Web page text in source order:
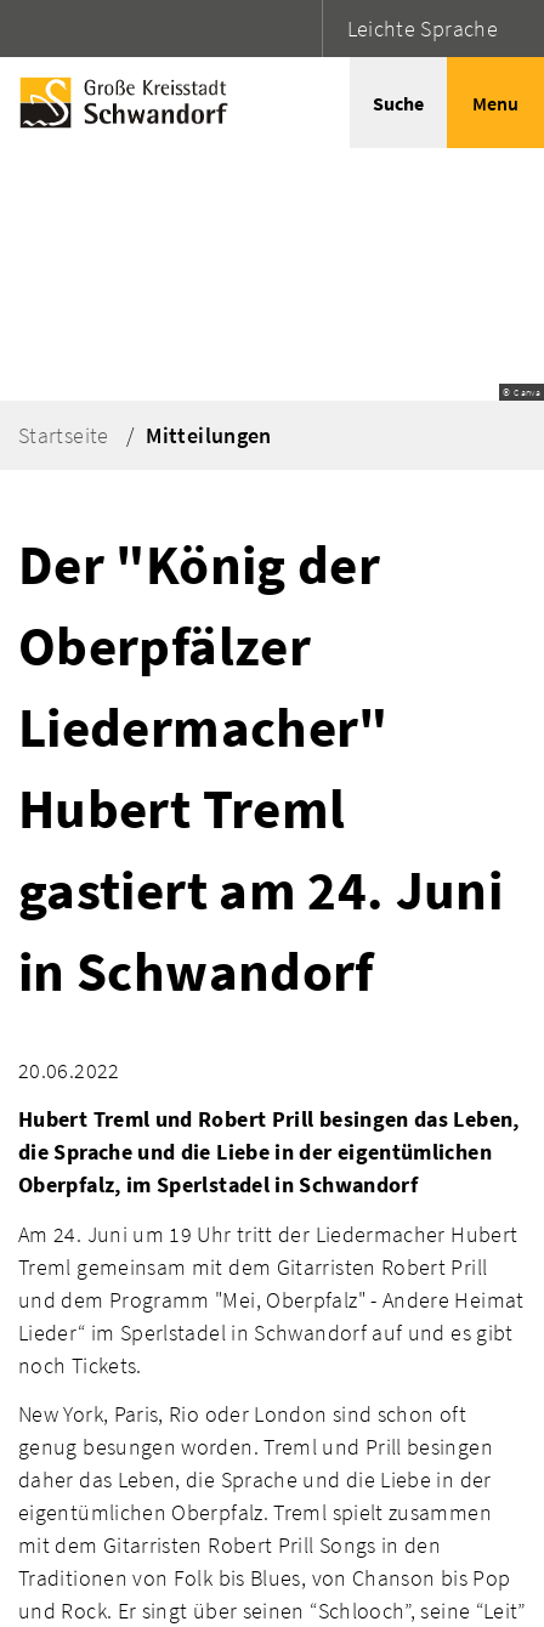
Leichte Sprache
Suche Menu
© Canva
Startseite Mitteilungen
Der "König der
Oberpfälzer
Liedermacher"
Hubert Treml
gastiert am 24. Juni
in Schwandorf
20.06.2022
Hubert Treml und Robert Prill besingen das Leben,
die Sprache und die Liebe in der eigentümlichen
Oberpfalz, im Sperlstadel in Schwandorf
Am 24. Juni um 19 Uhr tritt der Liedermacher Hubert
Treml gemeinsam mit dem Gitarristen Robert Prill
und dem Programm "Mei, Oberpfalz" - Andere Heimat
Lieder“ im Sperlstadel in Schwandorf auf und es gibt
noch Tickets.
New York, Paris, Rio oder London sind schon oft
genug besungen worden. Treml und Prill besingen
daher das Leben, die Sprache und die Liebe in der
eigentümlichen Oberpfalz. Treml spielt zusammen
mit dem Gitarristen Robert Prill Songs in den
Traditionen von Folk bis Blues, von Chanson bis Pop
und Rock. Er singt über seinen “Schlooch”, seine “Leit”